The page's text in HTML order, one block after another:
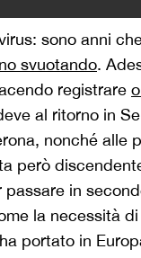
sono anni
svuotando.
registrare
al ritorno in
nonché alle
però
in
la necessità
portato in